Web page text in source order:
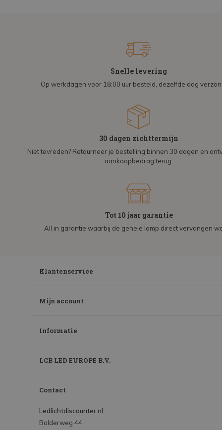
Snelle levering
Op werkdagen voor 18:00 uur besteld, dezelfde dag
30 dagen zichttermijn
Niet tevreden? Retourneer je bestelling binnen 30 dagen en
aankoopbedrag terug.
Tot 10 jaar garantie
All in garantie waarbij de gehele lamp direct vervangen
Klantenservice
Mijn account
Informatie
LCB LED EUROPE B.V.
Contact
Ledlichtdiscounter.nl
Bolderweg 44